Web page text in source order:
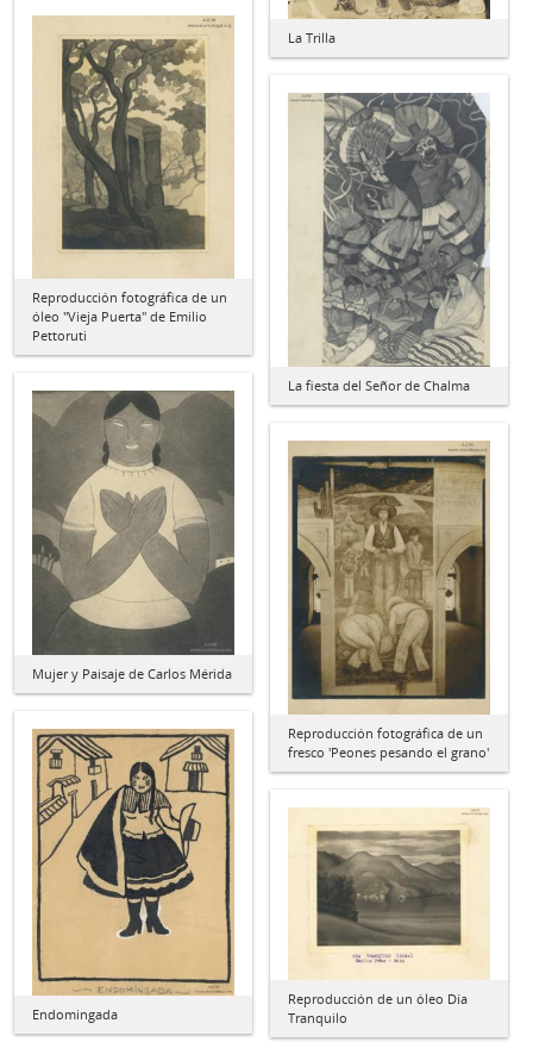
La Trilla
Reproducción fotográfica de un
óleo "Vieja Puerta" de Emilio
Pettoruti
La fiesta del Señor de Chalma
Mujer y Paisaje de Carlos Mérida
Reproducción fotográfica de un
fresco 'Peones pesando el grano'
Endomingada
Reproducción de un óleo Día
Tranquilo